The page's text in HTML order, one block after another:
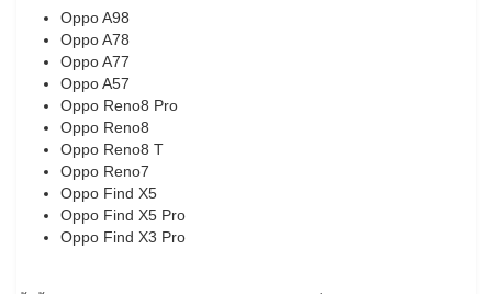
Oppo A98
Oppo A78
Oppo A77
Oppo A57
Oppo Reno8 Pro
Oppo Reno8
Oppo Reno8 T
Oppo Reno7
Oppo Find X5
Oppo Find X5 Pro
Oppo Find X3 Pro